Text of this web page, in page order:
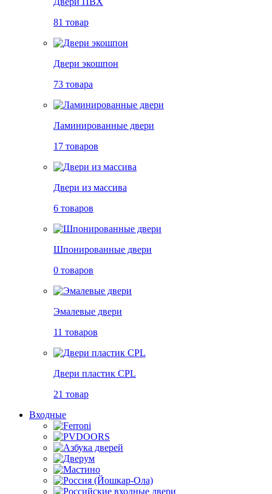
81 товар
Двери экошпон
73 товара
Ламинированные двери
17 товаров
Двери из массива
6 товаров
Шпонированные двери
0 товаров
Эмалевые двери
11 товаров
Двери пластик CPL
21 товар
Входные